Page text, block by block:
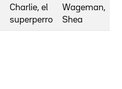
Charlie, el
superperro
Wageman,
Shea